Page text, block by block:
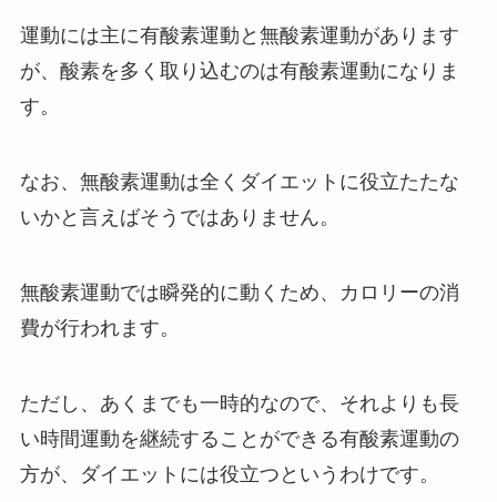
運動には主に有酸素運動と無酸素運動があります
が、酸素を多く取り込むのは有酸素運動になりま
す。
なお、無酸素運動は全くダイエットに役立たたな
いかと言えばそうではありません。
無酸素運動では瞬発的に動くため、カロリーの消
費が行われます。
ただし、あくまでも一時的なので、それよりも長
い時間運動を継続することができる有酸素運動の
方が、ダイエットには役立つというわけです。